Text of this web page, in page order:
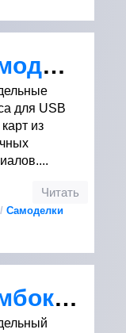
Cамодельные корпуса для usb флеш карт
для USB
из
Читать
/ Самоделки
Бумбокс из фанеры своими руками